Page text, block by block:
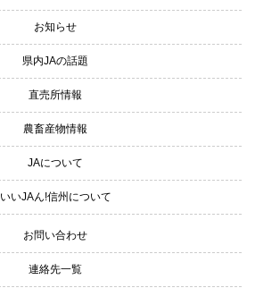
お知らせ
県内JAの話題
直売所情報
農畜産物情報
JAについて
いいJAん!信州について
お問い合わせ
連絡先一覧